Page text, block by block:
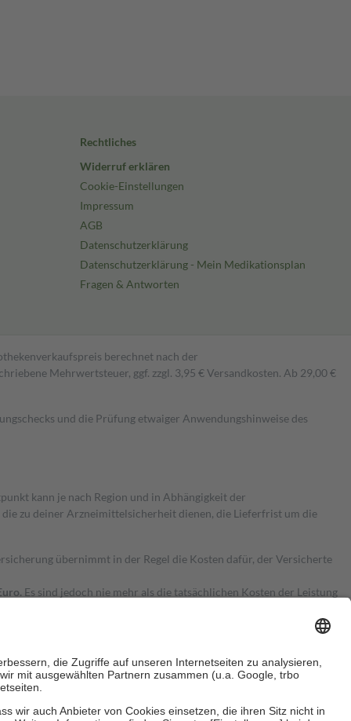
Rechtliches
Widerruf erklären
Cookie-Einstellungen
Impressum
AGB
Datenschutzerklärung
Datenschutzerklärung - Mein Medikationsplan
Fragen & Antworten
berechnet nach der
Mehrwertsteuer, ggf. zzgl. 3,95 € Versandkosten. Ab 29,00 €
und die Prüfung etwaiger Anwendungshinweise des
kann je nach Region und in Abhängigkeit der
zu deiner Arzneimittelsicherheit dienen, die Lieferfrist um die
übernimmt in der Regel die Kosten dafür, der Versicherte
Es sind jedoch nie mehr als die tatsächlichen Kosten der Leistung
Zuzahlungen an bei: